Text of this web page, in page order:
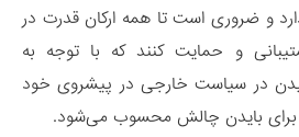
و ضروری است تا همه ارکان قدرت در
و حمایت کنند که با توجه به
در سیاست خارجی در پیش­روی خود
برای بایدن چالش محسوب می‌­شود.